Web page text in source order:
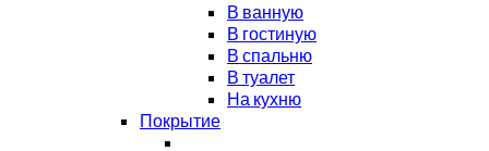
В ванную
В гостиную
В спальню
В туалет
На кухню
Покрытие